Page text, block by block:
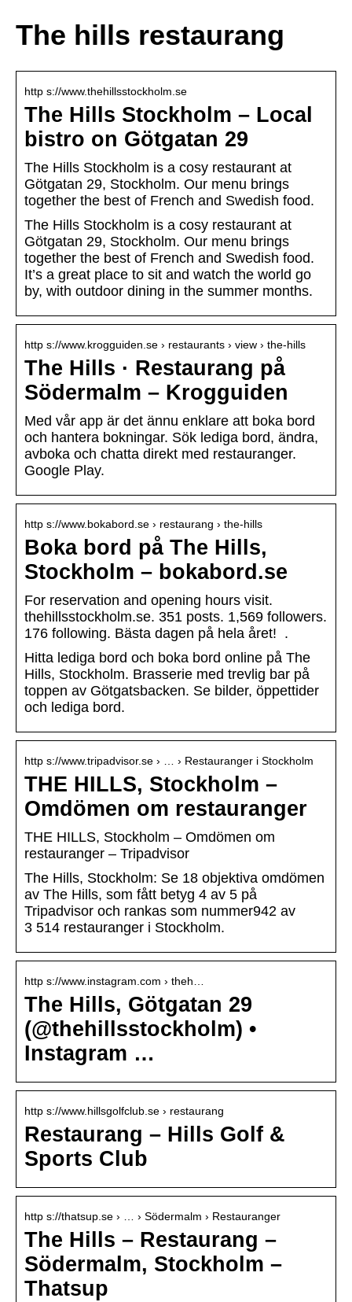
The hills restaurang
http s://www.thehillsstockholm.se
The Hills Stockholm – Local
bistro on Götgatan 29
The Hills Stockholm is a cosy restaurant at
Götgatan 29, Stockholm. Our menu brings
together the best of French and Swedish food.
The Hills Stockholm is a cosy restaurant at
Götgatan 29, Stockholm. Our menu brings
together the best of French and Swedish food.
It’s a great place to sit and watch the world go
by, with outdoor dining in the summer months.
http s://www.krogguiden.se › restaurants › view › the-hills
The Hills · Restaurang på
Södermalm – Krogguiden
Med vår app är det ännu enklare att boka bord
och hantera bokningar. Sök lediga bord, ändra,
avboka och chatta direkt med restauranger.
Google Play.
http s://www.bokabord.se › restaurang › the-hills
Boka bord på The Hills,
Stockholm – bokabord.se
For reservation and opening hours visit.
thehillsstockholm.se. 351 posts. 1,569 followers.
176 following. Bästa dagen på hela året! ‍ .
Hitta lediga bord och boka bord online på The
Hills, Stockholm. Brasserie med trevlig bar på
toppen av Götgatsbacken. Se bilder, öppettider
och lediga bord.
http s://www.tripadvisor.se › … › Restauranger i Stockholm
THE HILLS, Stockholm –
Omdömen om restauranger
THE HILLS, Stockholm – Omdömen om
restauranger – Tripadvisor
The Hills, Stockholm: Se 18 objektiva omdömen
av The Hills, som fått betyg 4 av 5 på
Tripadvisor och rankas som nummer942 av
3 514 restauranger i Stockholm.
http s://www.instagram.com › theh…
The Hills, Götgatan 29
(@thehillsstockholm) •
Instagram …
http s://www.hillsgolfclub.se › restaurang
Restaurang – Hills Golf &
Sports Club
http s://thatsup.se › … › Södermalm › Restauranger
The Hills – Restaurang –
Södermalm, Stockholm –
Thatsup